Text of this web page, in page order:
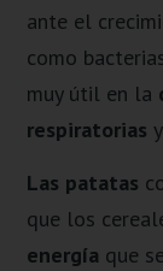
ante el
como
muy útil en la
respiratorias
Las patatas
que los
energía que